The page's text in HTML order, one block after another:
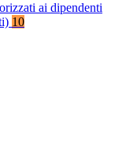
ai dipendenti
10